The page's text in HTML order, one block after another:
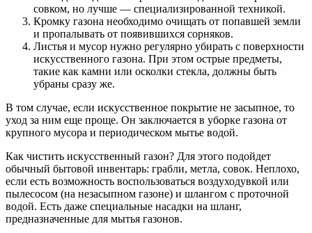
совком, но лучше — специализированной техникой.
Кромку газона необходимо очищать от попавшей земли
и пропалывать от появившихся сорняков.
Листья и мусор нужно регулярно убирать с поверхности
искусственного газона. При этом острые предметы,
такие как камни или осколки стекла, должны быть
убраны сразу же.
В том случае, если искусственное покрытие не засыпное, то
уход за ним еще проще. Он заключается в уборке газона от
крупного мусора и периодическом мытье водой.
Как чистить искусственный газон? Для этого подойдет
обычный бытовой инвентарь: грабли, метла, совок. Неплохо,
если есть возможность воспользоваться воздуходувкой или
пылесосом (на незасыпном газоне) и шлангом с проточной
водой. Есть даже специальные насадки на шланг,
предназначенные для мытья газонов.